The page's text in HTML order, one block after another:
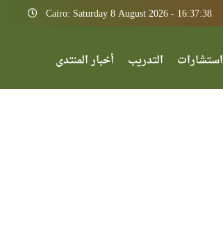
Cairo: Saturday 8 August 2026 - 16:37:38
استشارات التدريب أخبار المنتدى